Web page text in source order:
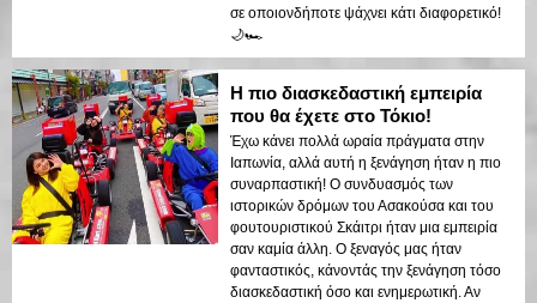
σε οποιονδήποτε ψάχνει κάτι διαφορετικό!
🌙🏎️
Η πιο διασκεδαστική εμπειρία
που θα έχετε στο Τόκιο!
Έχω κάνει πολλά ωραία πράγματα στην
Ιαπωνία, αλλά αυτή η ξενάγηση ήταν η πιο
συναρπαστική! Ο συνδυασμός των
ιστορικών δρόμων του Ασακούσα και του
φουτουριστικού Σκάιτρι ήταν μια εμπειρία
σαν καμία άλλη. Ο ξεναγός μας ήταν
φανταστικός, κάνοντάς την ξενάγηση τόσο
διασκεδαστική όσο και ενημερωτική. Αν